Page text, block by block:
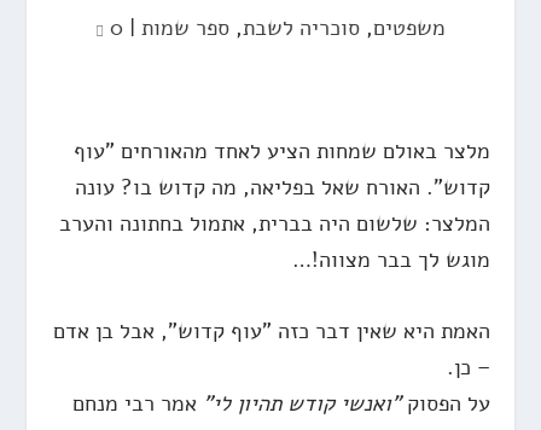
משפטים, סוכריה לשבת, ספר שמות |
0
מלצר באולם שמחות הציע לאחד מהאורחים "עוף
קדוש". האורח שאל בפליאה, מה קדוש בו? עונה
המלצר: שלשום היה בברית, אתמול בחתונה והערב
מוגש לך בבר מצווה!…
האמת היא שאין דבר כזה "עוף קדוש", אבל בן אדם
– כן.
על הפסוק"ואנשי קודש תהיון לי" אמר רבי מנחם